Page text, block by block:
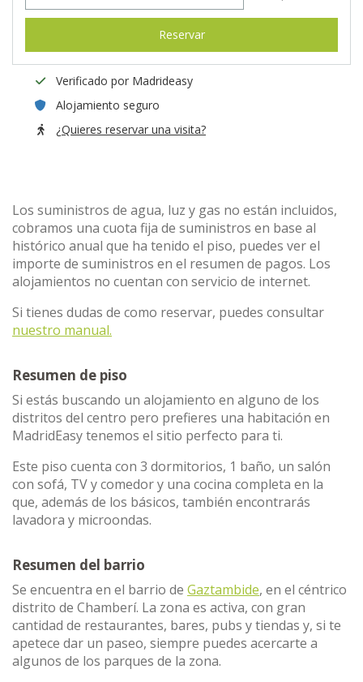
Reservar
Verificado por Madrideasy
Alojamiento seguro
¿Quieres reservar una visita?
Los suministros de agua, luz y gas no están incluidos,
cobramos una cuota fija de suministros en base al
histórico anual que ha tenido el piso, puedes ver el
importe de suministros en el resumen de pagos. Los
alojamientos no cuentan con servicio de internet.
Si tienes dudas de como reservar, puedes consultar
nuestro manual.
Resumen de piso
Si estás buscando un alojamiento en alguno de los
distritos del centro pero prefieres una habitación en
MadridEasy tenemos el sitio perfecto para ti.
Este piso cuenta con 3 dormitorios, 1 baño, un salón
con sofá, TV y comedor y una cocina completa en la
que, además de los básicos, también encontrarás
lavadora y microondas.
Resumen del barrio
Se encuentra en el barrio de Gaztambide, en el céntrico
distrito de Chamberí. La zona es activa, con gran
cantidad de restaurantes, bares, pubs y tiendas y, si te
apetece dar un paseo, siempre puedes acercarte a
algunos de los parques de la zona.